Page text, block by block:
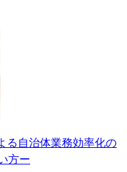
る自治体業務効率化の
方ー